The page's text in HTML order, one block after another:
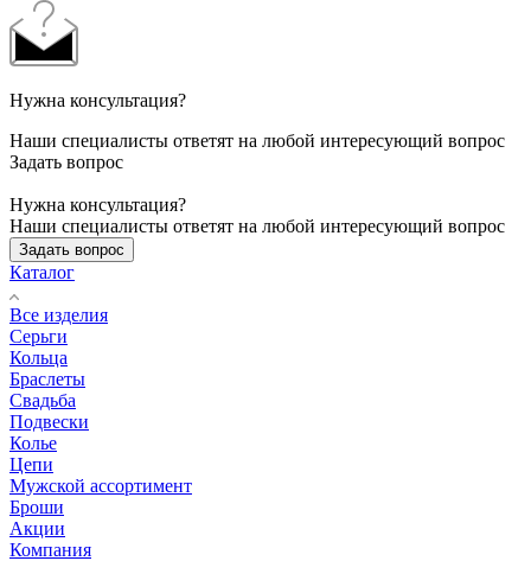
Нужна консультация?
Наши специалисты ответят на любой интересующий вопрос
Задать вопрос
Нужна консультация?
Наши специалисты ответят на любой интересующий вопрос
Задать вопрос
Каталог
Все изделия
Серьги
Кольца
Браслеты
Свадьба
Подвески
Колье
Цепи
Мужской ассортимент
Броши
Акции
Компания